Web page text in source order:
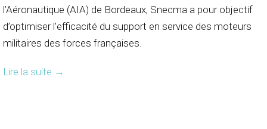
l’Aéronautique (AIA) de Bordeaux, Snecma a pour objectif
d’optimiser l’efficacité du support en service des moteurs
militaires des forces françaises.
Lire la suite →